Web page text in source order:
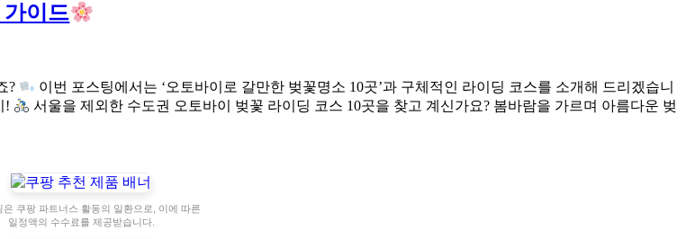
가이드
?
이번 포스팅에서는 ‘오토바이로 갈만한 벚꽃명소 10곳’과 구체적인 라이딩 코스를 소개해 드리겠습니
!
서울을 제외한 수도권 오토바이 벚꽃 라이딩 코스 10곳을 찾고 계신가요? 봄바람을 가르며 아름다운 벚
은 쿠팡 파트너스 활동의 일환으로, 이에 따른
일정액의 수수료를 제공받습니다.